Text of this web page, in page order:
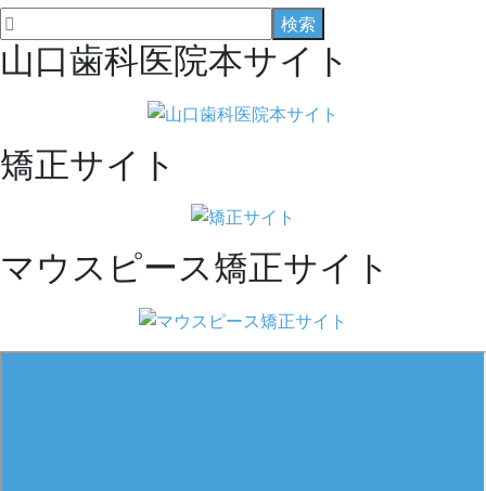
山口歯科医院本サイト
矯正サイト
マウスピース矯正サイト